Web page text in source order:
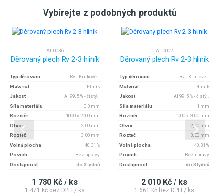
Vybírejte z podobných produktů
AL 0036
Děrovaný plech Rv 2-3 hliník
Typ děrování
Rv - Kruhové..
Materiál
Hliník
Jakost
Al 99, 5 % - čistý..
Síla materiálu
0.8 mm
Rozměr
1000 x 2000 mm
Otvor
2, 00 mm
Rozteč
3, 00 mm
Volná plocha
40.31 %
Povrch
Bez úpravy
Dostupnost
do 3 týdnů
1 780 Kč / ks
1 471 Kč bez DPH / ks
AL 0002
Děrovaný plech Rv 2-3 hliník
Typ děrování
Rv - Kruhové..
Materiál
Hliník
Jakost
Al 99, 5 % - čistý..
Síla materiálu
1 mm
Rozměr
1000 x 2000 mm
Otvor
2, 00 mm
Rozteč
3, 00 mm
Volná plocha
40.31 %
Povrch
Bez úpravy
Dostupnost
do 3 týdnů
2 010 Kč / ks
1 661 Kč bez DPH / ks